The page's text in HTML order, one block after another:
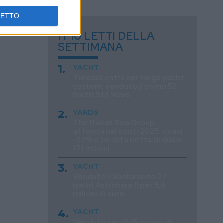
I PIÙ LETTI DELLA
SETTIMANA
YACHT
YARDS
YACHT
YACHT